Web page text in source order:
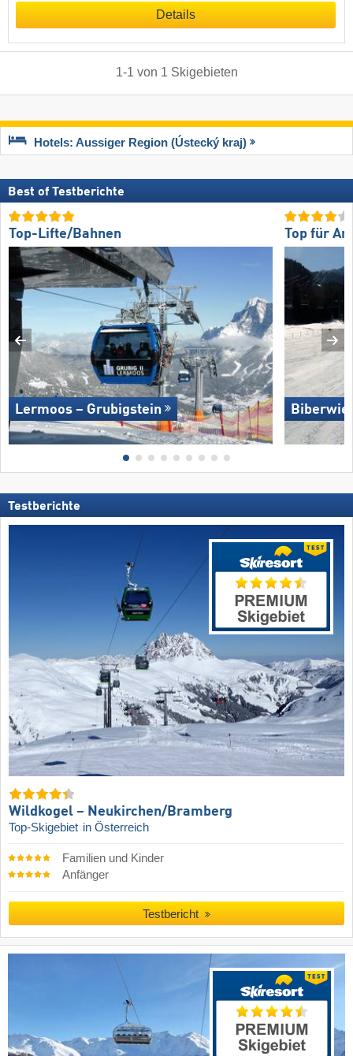
Details
1-1 von 1 Skigebieten
Hotels: Aussiger Region (Ústecký kraj)
Best of Testberichte
Top-Lifte/Bahnen
Lermoos – Grubigstein
Top für
Testberichte
Wildkogel – Neukirchen/​Bramberg
Top-Skigebiet in Österreich
Familien und Kinder
Anfänger
Testbericht